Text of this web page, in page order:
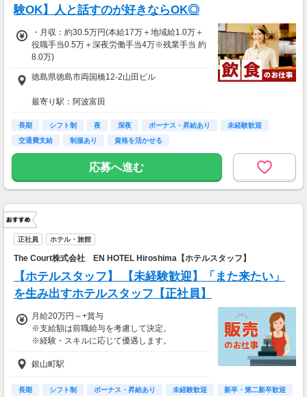
験OK】人と話すのが好きならOK◎
・月収：約30.5万円(本給17万＋地域給1.0万＋
役職手当0.5万＋深夜労働手当4万※残業手当 約
8.0万)
★入社１年目平均月収36.5万可能！
職・残業(60h分)手当＋賞与1万＋入社祝金5万
◇交通費支給：月3万円まで支給
※車通勤OK（ガソリン代支給）
──────
【賞与】
年3回（職階に応じる／規定あり）
・精勤賞与：最大12万円×年3回
・業績連動型実績賞与：最大28万円×年3回
【昇給】
可能）
【入社祝金制度】
通常：入社祝金60万円（規定あり）
即戦力（入社時から握りをお任せできる方）：
入社祝金60万円＋即握手手当30万円＝合計90
万円を支給
──────
徳島県徳島市両国橋12-2山田ビル
最寄り駅：阿波富田
【勤務地】
通勤可能な範囲内の店舗にて配属となります。
面接時等にご確認ください。
長期 シフト制 夜 深夜 ボーナス・昇給あり
未経験歓迎
交通費支給
制服あり 資格を活かせる
応募へ進む
正社員 ホテル・旅館
The Court株式会社 EN HOTEL Hiroshima【ホテルスタッフ】
【ホテルスタッフ】 【未経験歓迎】「また来たい」
を生み出すホテルスタッフ【正社員】
月給20万円～+賞与
※支給額は前職給与を考慮して決定。
※経験・スキルに応じて優遇します。
■交通費全額支給
■時間外手当
■深夜手当
銀山町駅
長期 シフト制 ボーナス・昇給あり 未経験歓迎
新卒・第二新卒歓迎